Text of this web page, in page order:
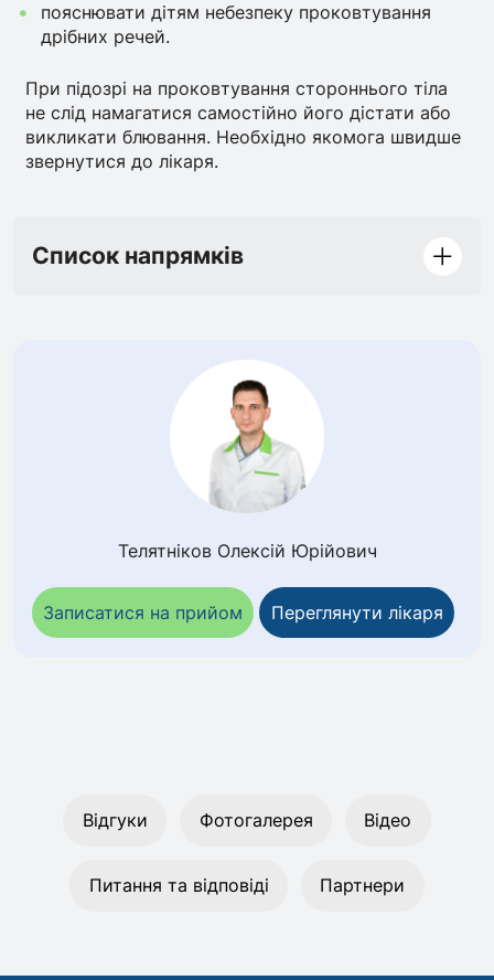
пояснювати дітям небезпеку проковтування
дрібних речей.
При підозрі на проковтування стороннього тіла
не слід намагатися самостійно його дістати або
викликати блювання. Необхідно якомога швидше
звернутися до лікаря.
Список напрямків
Телятніков Олексій Юрійович
Записатися на прийом Переглянути лікаря
Відгуки Фотогалерея Відео
Питання та відповіді Партнери